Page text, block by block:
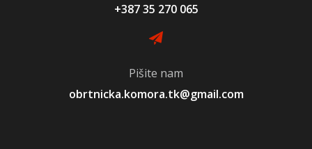
+387 35 270 065
Pišite nam
obrtnicka.komora.tk@gmail.com